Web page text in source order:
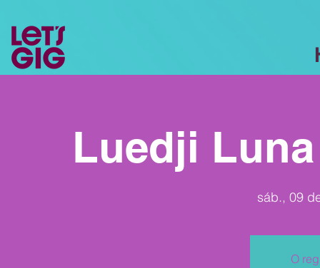
Luedji
sáb., 09
O